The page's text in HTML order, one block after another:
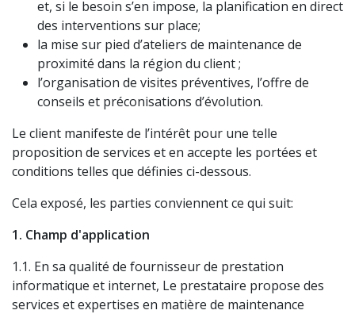
et, si le besoin s’en impose, la planification en direct
des interventions sur place;
la mise sur pied d’ateliers de maintenance de
proximité dans la région du client ;
l’organisation de visites préventives, l’offre de
conseils et préconisations d’évolution.
Le client manifeste de l’intérêt pour une telle
proposition de services et en accepte les portées et
conditions telles que définies ci-dessous.
Cela exposé, les parties conviennent ce qui suit:
1. Champ d'application
1.1. En sa qualité de fournisseur de prestation
informatique et internet, Le prestataire propose des
services et expertises en matière de maintenance